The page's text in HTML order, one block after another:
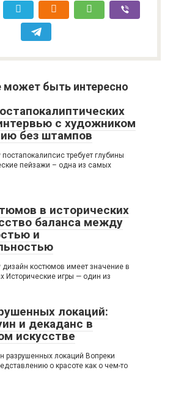
быть интересно
с художником
без штампов
требует глубины
пейзажи – одна из самых
в исторических
баланса между
и
костюмов имеет значение в
Исторические игры — один из
локаций:
и декаданс в
искусстве
разрушенных локаций Вопреки
о красоте как о чем-то